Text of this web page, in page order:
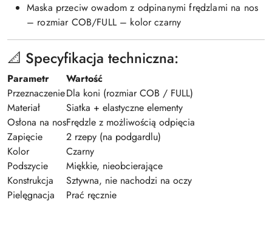
Maska przeciw owadom z odpinanymi frędzlami na nos
– rozmiar COB/FULL – kolor czarny
📐 Specyfikacja techniczna:
Parametr
Wartość
PrzeznaczenieDla koni (rozmiar COB / FULL)
Materiał
Siatka + elastyczne elementy
Osłona na nosFrędzle z możliwością odpięcia
Zapięcie
2 rzepy (na podgardlu)
Kolor
Czarny
Podszycie
Miękkie, nieobcierające
Konstrukcja
Sztywna, nie nachodzi na oczy
Pielęgnacja
Prać ręcznie